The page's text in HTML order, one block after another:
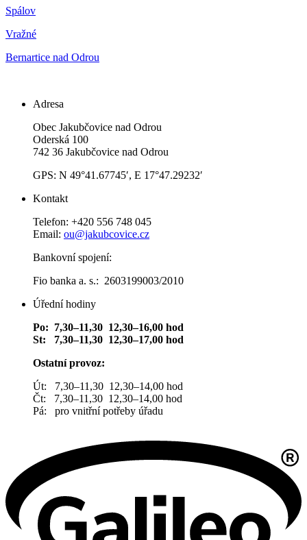
Spálov
Vražné
Bernartice nad Odrou
Adresa
Obec Jakubčovice nad Odrou
Oderská 100
742 36 Jakubčovice nad Odrou
GPS: N 49°41.67745′, E 17°47.29232′
Kontakt
Telefon: +420 556 748 045
Email: ou@jakubcovice.cz
Bankovní spojení:
Fio banka a. s.: 2603199003/2010
Úřední hodiny
Po: 7,30–11,30 12,30–16,00 hod
St: 7,30–11,30 12,30–17,00 hod
Ostatní provoz:
Út: 7,30–11,30 12,30–14,00 hod
Čt: 7,30–11,30 12,30–14,00 hod
Pá: pro vnitřní potřeby úřadu